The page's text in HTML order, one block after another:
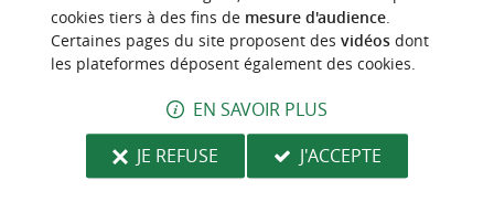
26/08/2026
Bidart
cookies tiers à des fins de mesure d'audience.
Certaines pages du site proposent des vidéosdont
les plateformes déposent également des cookies.
EN SAVOIR PLUS
JE REFUSE
J'ACCEPTE